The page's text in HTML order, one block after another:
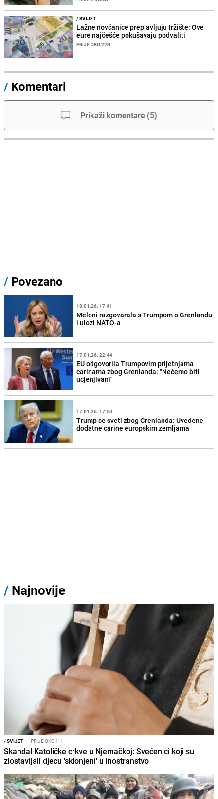
/SVIJET
Lažne novčanice preplavljuju tržište: Ove
eure najčešće pokušavaju podvaliti
PRIJE OKO 22H
/ Komentari
Prikaži komentare (5)
/ Povezano
18.01.26. 17:41
Meloni razgovarala s Trumpom o Grenlandu
i ulozi NATO-a
17.01.26. 22:44
EU odgovorila Trumpovim prijetnjama
carinama zbog Grenlanda: "Nećemo biti
ucjenjivani"
17.01.26. 17:50
Trump se sveti zbog Grenlanda: Uvedene
dodatne carine europskim zemljama
/ Najnovije
/SVIJET I PRIJE OKO 1H
Skandal Katoličke crkve u Njemačkoj: Svećenici koji su
zlostavljali djecu 'sklonjeni' u inostranstvo